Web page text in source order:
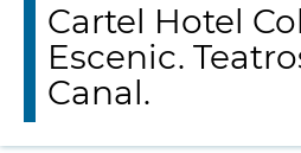
Cartel Hotel
Escenic.
Canal.